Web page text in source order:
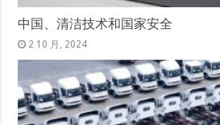
中国、清洁技术和国家安全
2 10 月, 2024